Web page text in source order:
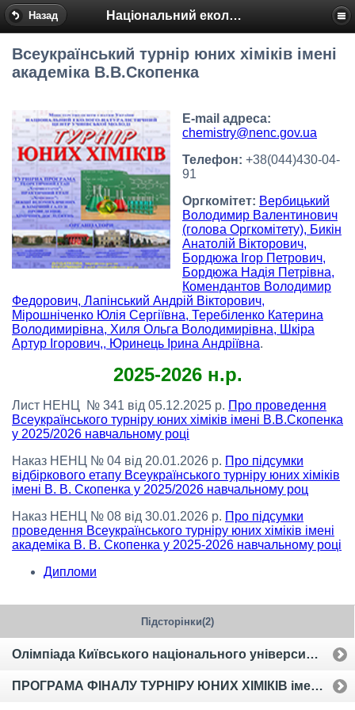
Назад Національний еколого-натуралістичний центр
Всеукраїнський турнір юних хіміків імені
академіка В.В.Скопенка
E-mail адреса:
chemistry@nenc.gov.ua
Телефон: +38(044)430-04-
91
Оргкомітет: Вербицький
Володимир Валентинович
(голова Оргкомітету), Бикін
Анатолій Вікторович,
Бордюжа Ігор Петрович,
Бордюжа Надія Петрівна,
Комендантов Володимир
Федорович, Лапінський Андрій Вікторович,
Мірошніченко Юлія Сергіївна, Теребіленко Катерина
Володимирівна, Хиля Ольга Володимирівна, Шкіра
Артур Ігорович,, Юринець Ірина Андріївна.
2025-2026 н.р.
Лист НЕНЦ № 341 від 05.12.2025 р. Про проведення
Всеукраїнського турніру юних хіміків імені В.В.Скопенка
у 2025/2026 навчальному році
Наказ НЕНЦ № 04 від 20.01.2026 р. Про підсумки
відбіркового етапу Всеукраїнського турніру юних хіміків
імені В. В. Скопенка у 2025/2026 навчальному роц
Наказ НЕНЦ № 08 від 30.01.2026 р. Про підсумки
проведення Всеукраїнського турніру юних хіміків імені
академіка В. В. Скопенка у 2025-2026 навчальному році
Дипломи
Підсторінки(2)
Олімпіада Київського національного університету імені Тараса Шевченка для вступників у 2024 році
ПРОГРАМА ФІНАЛУ ТУРНІРУ ЮНИХ ХІМІКІВ імені В.В.Скопенка у 2023 році